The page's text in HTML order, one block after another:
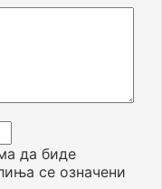
да биде
се означени